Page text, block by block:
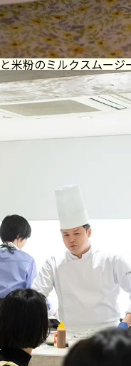
米粉のミルクスムージ